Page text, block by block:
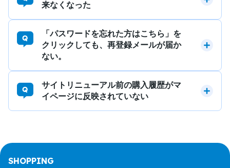
来なくなった
「パスワードを忘れた方はこちら」を
クリックしても、再登録メールが届か
ない。
サイトリニューアル前の購入履歴がマ
イページに反映されていない
SHOPPING